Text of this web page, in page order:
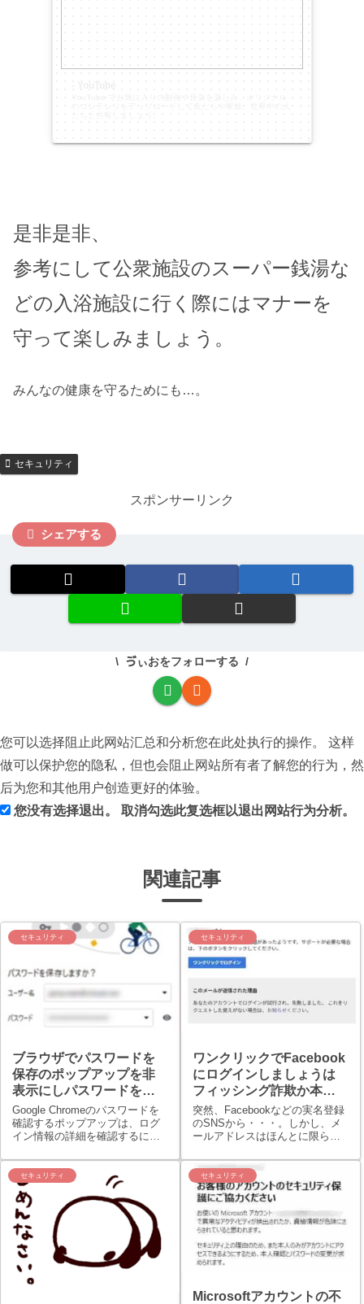
是非是非、
参考にして公衆施設のスーパー銭湯な
どの入浴施設に行く際にはマナーを
守って楽しみましょう。
みんなの健康を守るためにも…。
セキュリティ
スポンサーリンク
シェアする
ゔぃおをフォローする
您可以选择阻止此网站汇总和分析您在此处执行的操作。 这样
做可以保护您的隐私，但也会阻止网站所有者了解您的行为，然
后为您和其他用户创造更好的体验。
您没有选择退出。 取消勾选此复选框以退出网站行为分析。
関連記事
セキュリティ
ブラウザでパスワードを
保存のポップアップを非
表示にしパスワードを保
存させない設定2つの方法
Google Chromeのパスワードを
確認するポップアップは、ログ
イン情報の詳細を確認するには
ちいちメッセージが表示される
のがわずらわしいと感じるユー
ザーもいるでしょう。Chromeの
「パスワードを保存」のポッ...
セキュリティ
ワンクリックでFacebook
にログインしましょうは
フィッシング詐欺か本当
か
突然、Facebookなどの実名登録
のSNSから・・・。しかし、メ
ールアドレスはほんとに限られ
話番号も携帯電話番号もです。
なぜか上記タイトルの「ワンク
リックでFacebookにログインし
ましょう」というメールが来...
セキュリティ セキュリティ
Microsoftアカウントの不